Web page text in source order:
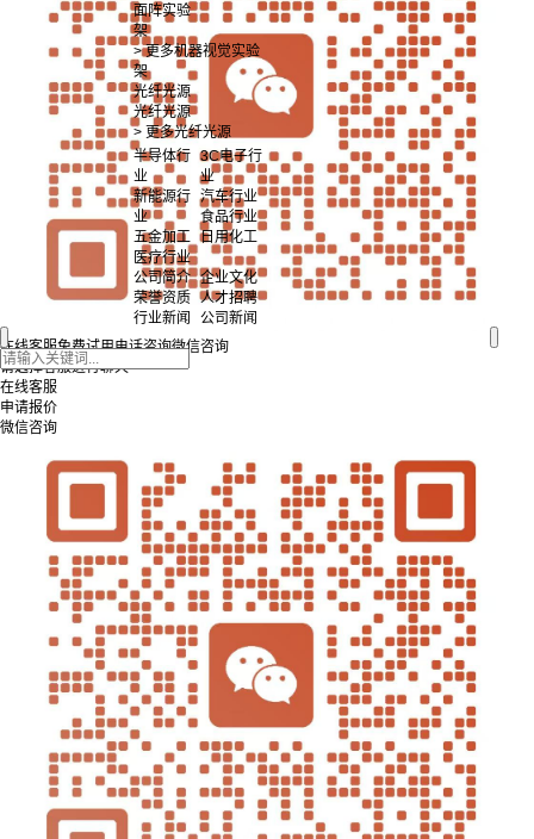
面阵实验
架
> 更多机器视觉实验
架
光纤光源
光纤光源
> 更多光纤光源
半导体行
业
3C电子行
业
新能源行
业
汽车行业
食品行业
五金加工 日用化工
医疗行业
公司简介 企业文化
荣誉资质 人才招聘
行业新闻
公司新闻
在线客服免费试用电话咨询微信咨询
请选择客服进行聊天
在线客服
申请报价
微信咨询